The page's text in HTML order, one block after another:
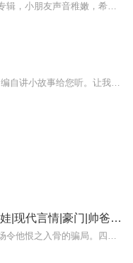
【免费】傲娇奶爸暖萌娃|现代言情|豪门|帅爸萌娃|追妻之旅|AI多播